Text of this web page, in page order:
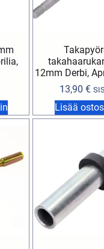
12mm Derbi,
13,90€
Lisää